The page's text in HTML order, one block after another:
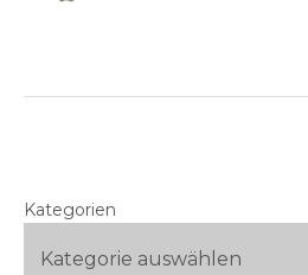
Kategorien